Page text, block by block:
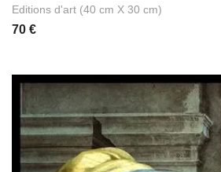
Editions d'art (40 cm X 30 cm)
70 €